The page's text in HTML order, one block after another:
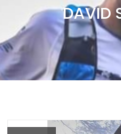
DAVID